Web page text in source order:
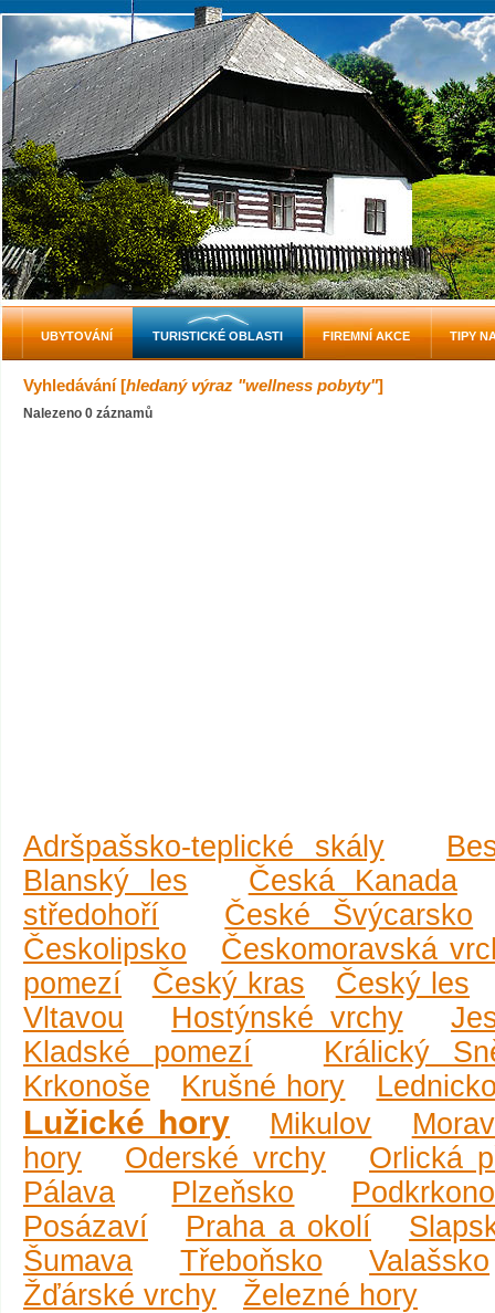
Vyhledávání [hledaný výraz "wellness pobyty"]
Nalezeno 0 záznamů
Adršpašsko-teplické skály
Blanský les
Česká Kanada
středohoří
České Švýcarsko
Českolipsko
Českomoravská
pomezí
Český kras
Český les
Vltavou
Hostýnské vrchy
Kladské pomezí
Králický
Krkonoše
Krušné hory
Lužické hory Mikulov
hory
Oderské vrchy
Orlická
Pálava
Plzeňsko
Posázaví
Praha a okolí
Šumava
Třeboňsko
Valašsko
Žďárské vrchy
Železné hory
UBYTOVÁNÍ TURISTICKÉ OBLASTI FIREMNÍ AKCE TIPY